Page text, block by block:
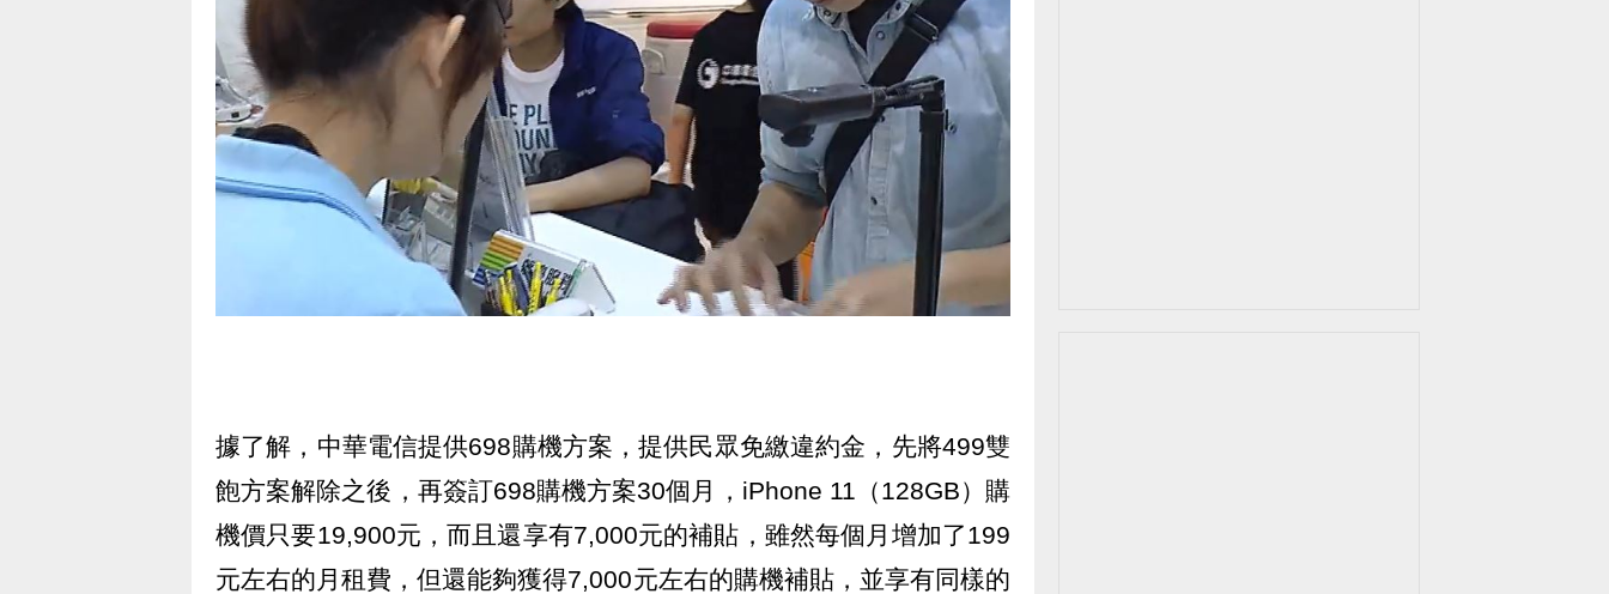
據了解，中華電信提供698購機方案，提供民眾免繳違約金，先將499雙
飽方案解除之後，再簽訂698購機方案30個月，iPhone 11（128GB）購
機價只要19,900元，而且還享有7,000元的補貼，雖然每個月增加了199
元左右的月租費，但還能夠獲得7,000元左右的購機補貼，並享有同樣的